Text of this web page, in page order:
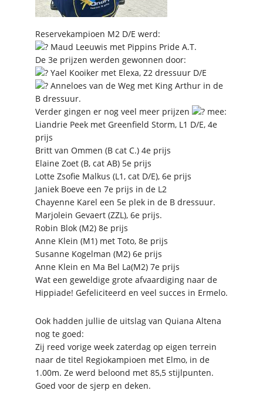
Reservekampioen M2 D/E werd:
Maud Leeuwis met Pippins Pride A.T.
De 3e prijzen werden gewonnen door:
Yael Kooiker met Elexa, Z2 dressuur D/E
Anneloes van de Weg met King Arthur in de
B dressuur.
Verder gingen er nog veel meer prijzen
mee:
Liandrie Peek met Greenfield Storm, L1 D/E, 4e
prijs
Britt van Ommen (B cat C.) 4e prijs
Elaine Zoet (B, cat AB) 5e prijs
Lotte Zsofie Malkus (L1, cat D/E), 6e prijs
Janiek Boeve een 7e prijs in de L2
Chayenne Karel een 5e plek in de B dressuur.
Marjolein Gevaert (ZZL), 6e prijs.
Robin Blok (M2) 8e prijs
Anne Klein (M1) met Toto, 8e prijs
Susanne Kogelman (M2) 6e prijs
Anne Klein en Ma Bel La(M2) 7e prijs
Wat een geweldige grote afvaardiging naar de
Hippiade! Gefeliciteerd en veel succes in Ermelo.
Ook hadden jullie de uitslag van Quiana Altena
nog te goed:
Zij reed vorige week zaterdag op eigen terrein
naar de titel Regiokampioen met Elmo, in de
1.00m. Ze werd beloond met 85,5 stijlpunten.
Goed voor de sjerp en deken.